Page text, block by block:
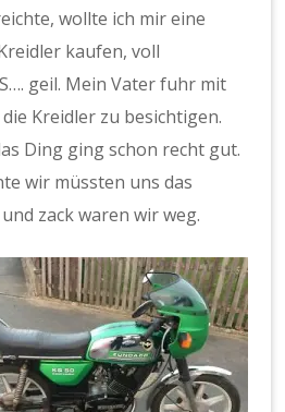
wollte ich mir eine
kaufen, voll
geil. Mein Vater fuhr mit
Kreidler zu besichtigen.
Ding ging schon recht gut.
wir müssten uns das
zack waren wir weg.